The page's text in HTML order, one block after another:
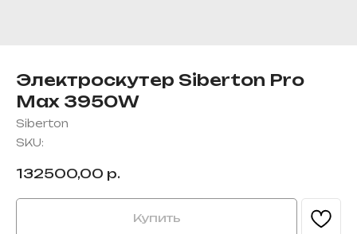
Электроскутер Siberton Pro
Max 3950W
Siberton
SKU:
132500,00 р.
Купить